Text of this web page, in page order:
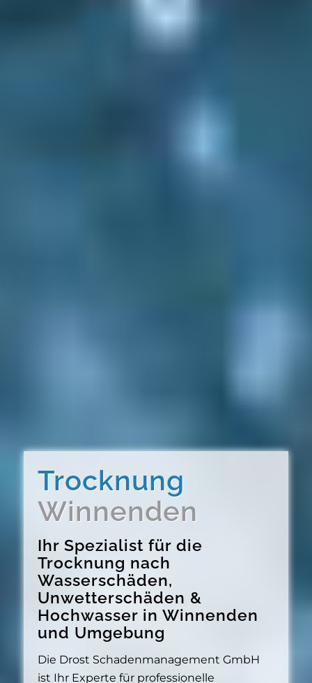
Trocknung
Winnenden
Ihr Spezialist für die
Trocknung nach
Wasserschäden,
Unwetterschäden &
Hochwasser in Winnenden
und Umgebung
Die Drost Schadenmanagement GmbH
ist Ihr Experte für professionelle